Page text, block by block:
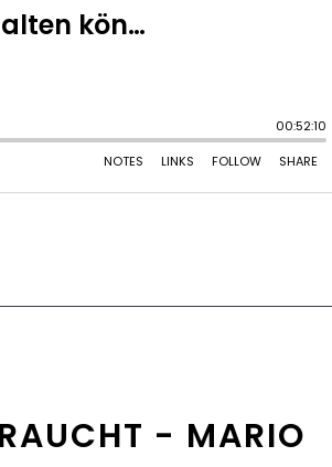
- MARIO